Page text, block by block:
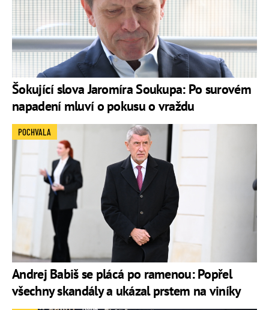
Šokující slova Jaromíra Soukupa: Po surovém
napadení mluví o pokusu o vraždu
Andrej Babiš se plácá po ramenou: Popřel
všechny skandály a ukázal prstem na viníky
POCHVALA